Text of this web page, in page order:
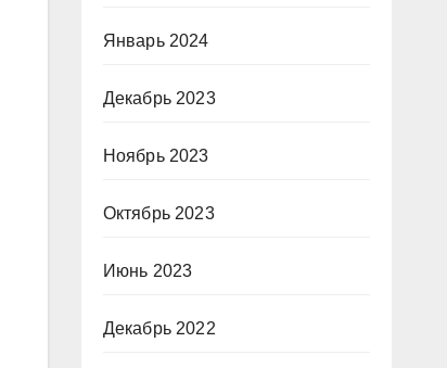
Январь 2024
Декабрь 2023
Ноябрь 2023
Октябрь 2023
Июнь 2023
Декабрь 2022